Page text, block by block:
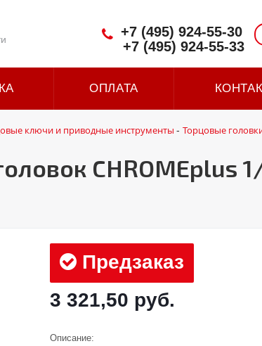
+7 (495) 924-55-30
+7 (495) 924-55-33
ОПЛАТА
ключи и приводные инструменты - Торцовые
CHROMEplus
Предзаказ
3 321,50 руб.
Описание: